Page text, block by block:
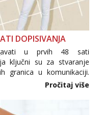
DOPISIVANJA
u prvih 48 sati
ključni su za stvaranje
granica u komunikaciji.
osobnih ili intimnih
još nije zaslužila to
Pročitaj više